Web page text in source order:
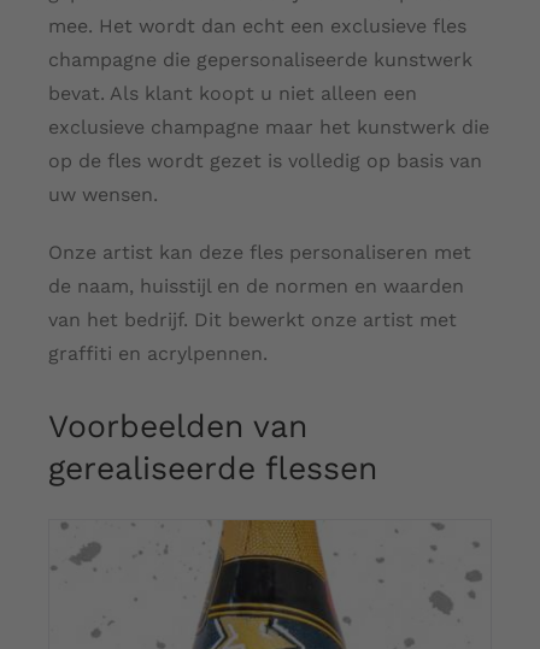
Over ons
My Account
mee. Het wordt dan echt een exclusieve fles
champagne die gepersonaliseerde kunstwerk
bevat. Als klant koopt u niet alleen een
exclusieve champagne maar het kunstwerk die
op de fles wordt gezet is volledig op basis van
uw wensen.
Onze artist kan deze fles personaliseren met
de naam, huisstijl en de normen en waarden
van het bedrijf. Dit bewerkt onze artist met
graffiti en acrylpennen.
Voorbeelden van
gerealiseerde flessen